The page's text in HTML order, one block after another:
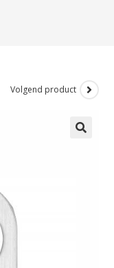
Volgend product